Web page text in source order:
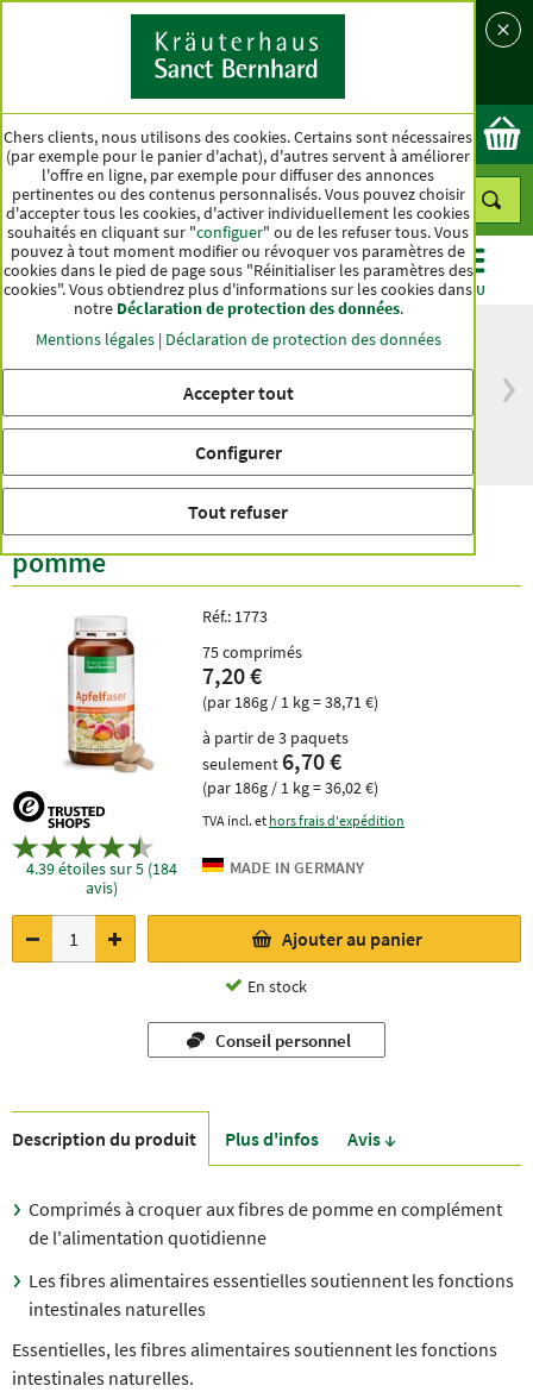
Pays
Ok
CATÉGORIES OFFRES BEST-SELLER MENU
Livraison gratuite
à partir de 50 €
pour l'Allemagne
gamme depuis
Comprimés à grignoter aux fibres de
pomme
4.39 étoiles sur 5 (184
avis)
Réf.: 1773
75 comprimés
7,20 €
(par 186g / 1 kg = 38,71 €)
à partir de 3 paquets
seulement 6,70 €
(par 186g / 1 kg = 36,02 €)
TVA incl. et hors frais d'expédition
Ajouter au panier
En stock
Conseil personnel
Description du produit Plus d'infos Avis ↓
Comprimés à croquer aux fibres de pomme en complément
de l'alimentation quotidienne
Les fibres alimentaires essentielles soutiennent les fonctions
intestinales naturelles
Essentielles, les fibres alimentaires soutiennent les fonctions
intestinales naturelles.
Chers clients, nous utilisons des cookies. Certains sont nécessaires
(par exemple pour le panier d'achat), d'autres servent à améliorer
l'offre en ligne, par exemple pour diffuser des annonces
pertinentes ou des contenus personnalisés. Vous pouvez choisir
d'accepter tous les cookies, d'activer individuellement les cookies
souhaités en cliquant sur "configuer" ou de les refuser tous. Vous
pouvez à tout moment modifier ou révoquer vos paramètres de
cookies dans le pied de page sous "Réinitialiser les paramètres des
cookies". Vous obtiendrez plus d'informations sur les cookies dans
notre Déclaration de protection des données.
Mentions légales| Déclaration de protection des données
Accepter tout
Configurer
Tout refuser